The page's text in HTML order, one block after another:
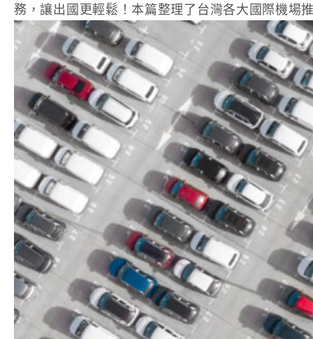
務，讓出國更輕鬆！本篇整理了台灣各大國際機場